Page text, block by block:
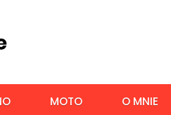
MOTO O MNIE